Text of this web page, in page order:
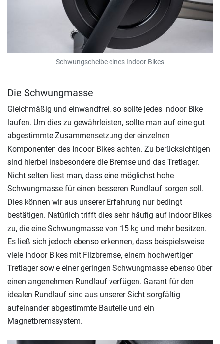
Schwungscheibe eines Indoor Bikes
Die Schwungmasse
Gleichmäßig und einwandfrei, so sollte jedes Indoor Bike
laufen. Um dies zu gewährleisten, sollte man auf eine gut
abgestimmte Zusammensetzung der einzelnen
Komponenten des Indoor Bikes achten. Zu berücksichtigen
sind hierbei insbesondere die Bremse und das Tretlager.
Nicht selten liest man, dass eine möglichst hohe
Schwungmasse für einen besseren Rundlauf sorgen soll.
Dies können wir aus unserer Erfahrung nur bedingt
bestätigen. Natürlich trifft dies sehr häufig auf Indoor Bikes
zu, die eine Schwungmasse von 15 kg und mehr besitzen.
Es ließ sich jedoch ebenso erkennen, dass beispielsweise
viele Indoor Bikes mit Filzbremse, einem hochwertigen
Tretlager sowie einer geringen Schwungmasse ebenso über
einen angenehmen Rundlauf verfügen. Garant für den
idealen Rundlauf sind aus unserer Sicht sorgfältig
aufeinander abgestimmte Bauteile und ein
Magnetbremssystem.